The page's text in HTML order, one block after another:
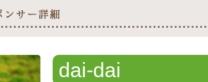
dai-dai